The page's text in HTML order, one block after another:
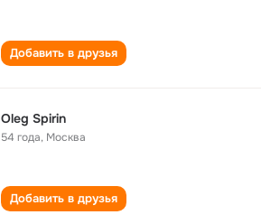
Добавить в друзья
Oleg Spirin
54 года, Москва
Добавить в друзья